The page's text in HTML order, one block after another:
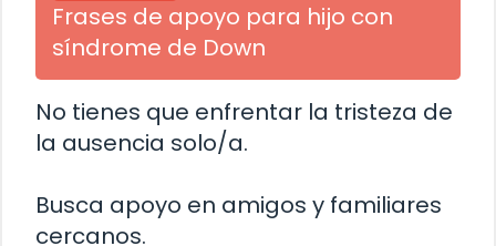
Frases de apoyo para hijo con
síndrome de Down
No tienes que enfrentar la tristeza de
la ausencia solo/a.
Busca apoyo en amigos y familiares
cercanos.